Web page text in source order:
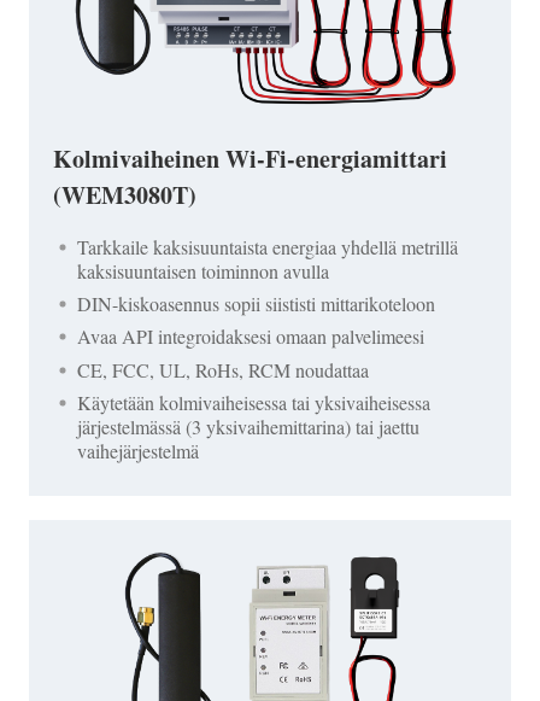
Kolmivaiheinen Wi-Fi-energiamittari
(WEM3080T)
Tarkkaile kaksisuuntaista energiaa yhdellä metrillä
kaksisuuntaisen toiminnon avulla
DIN-kiskoasennus sopii siististi mittarikoteloon
Avaa API integroidaksesi omaan palvelimeesi
CE, FCC, UL, RoHs, RCM noudattaa
Käytetään kolmivaiheisessa tai yksivaiheisessa
järjestelmässä (3 yksivaihemittarina) tai jaettu
vaihejärjestelmä